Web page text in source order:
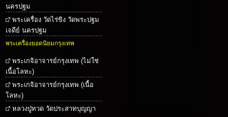
นครปฐม
พระเครื่อง วัดไร่ขิง วัดพระปฐม
เจดีย์ นครปฐม
พระเครื่องยอดนิยมกรุงเทพ
พระเกจิอาจารย์กรุงเทพ (ไม่ใช่
เนื้อโลหะ)
พระเกจิอาจารย์กรุงเทพ (เนื้อ
โลหะ)
หลวงปู่ทวด วัดประสาทบุญญา